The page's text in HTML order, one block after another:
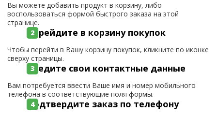
Вы можете добавить продукт в корзину, либо
воспользоваться формой быстрого заказа на этой
странице.
Перейдите в корзину покупок
Чтобы перейти в Вашу корзину покупок, кликните по иконке
сверху страницы.
Введите свои контактные данные
Вам потребуется ввести Ваше имя и номер мобильного
телефона в соответствующие поля формы.
Подтвердите заказ по телефону